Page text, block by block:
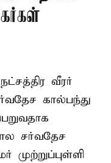
வீரர்
கால்பந்து
சர்வதேச
முற்றுப்புள்ளி